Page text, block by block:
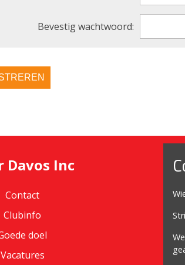
Bevestig wachtwoord:
Davos Inc
Contact
Clubinfo
doel
Vacatures